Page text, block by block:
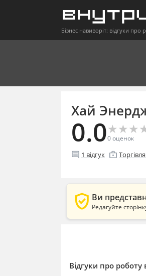
Бізнес навиворіт: відгуки про
Хай
0.0★
★★
★★
★
0оценок
comment 1 відгук enterprise
verified_user Ви
Редагуйте
Відгуки про